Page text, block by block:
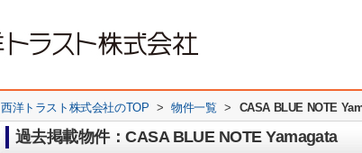
西洋トラスト株式会社のTOP > 物件一覧 > CASA BLUE NOTE
過去掲載物件：CASA BLUE NOTE Yamagata